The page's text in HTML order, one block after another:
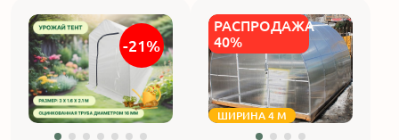
-21%
РАСПРОДАЖА
40%
ШИРИНА 4 М